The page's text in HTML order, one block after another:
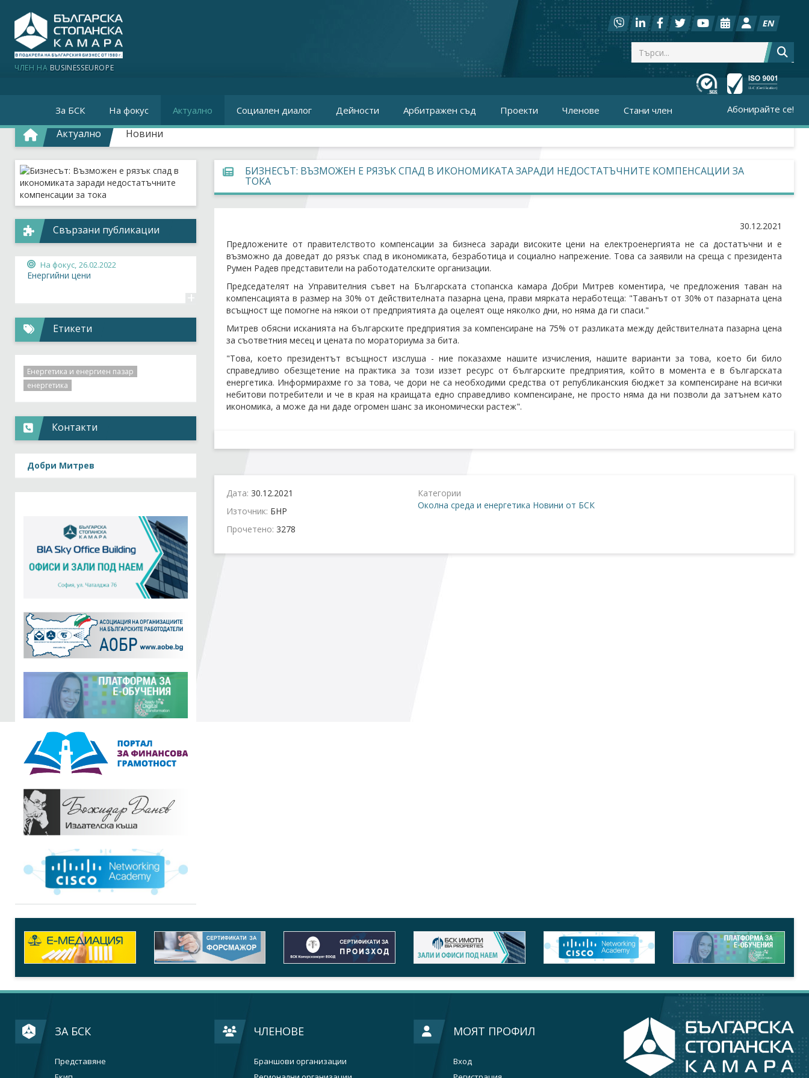
ЧЛЕН НА BUSINESSEUROPE
EN
За БСК На фокус Актуално Социален диалог Дейности Арбитражен съд Проекти Членове Стани член Абонирайте се!
Актуално Новини
БИЗНЕСЪТ: ВЪЗМОЖЕН Е РЯЗЪК СПАД В ИКОНОМИКАТА ЗАРАДИ НЕДОСТАТЪЧНИТЕ КОМПЕНСАЦИИ ЗА
ТОКА
30.12.2021
Предложените от правителството компенсации за бизнеса заради високите цени на електроенергията не са достатъчни и е
възможно да доведат до рязък спад в икономиката, безработица и социално напрежение. Това са заявили на среща с президента
Румен Радев представители на работодателските организации.
Председателят на Управителния съвет на Българската стопанска камара Добри Митрев коментира, че предложения таван на
компенсацията в размер на 30% от действителната пазарна цена, прави мярката неработеща: "Таванът от 30% от пазарната цена
всъщност ще помогне на някои от предприятията да оцелеят още няколко дни, но няма да ги спаси."
Митрев обясни исканията на българските предприятия за компенсиране на 75% от разликата между действителната пазарна цена
за съответния месец и цената по мораториума за бита.
"Това, което президентът всъщност изслуша - ние показахме нашите изчисления, нашите варианти за това, което би било
справедливо обезщетение на практика за този иззет ресурс от българските предприятия, който в момента е в българската
енергетика. Информирахме го за това, че дори не са необходими средства от републиканския бюджет за компенсиране на всички
небитови потребители и че в края на краищата едно справедливо компенсиране, не просто няма да ни позволи да затънем като
икономика, а може да ни даде огромен шанс за икономически растеж".
Дата: 30.12.2021
Източник: БНР
Прочетено: 3278
Категории
Околна среда и енергетика Новини от БСК
Свързани публикации
На фокус, 26.02.2022
Енергийни цени
+
Етикети
Енергетика и енергиен пазар
енергетика
Контакти
Добри Митрев
ЗА БСК
Представяне
ЧЛЕНОВЕ
Браншови организации
МОЯТ ПРОФИЛ
Вход